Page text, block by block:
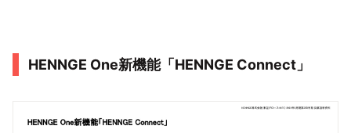
HENNGE One新機能「HENNGE Connect」